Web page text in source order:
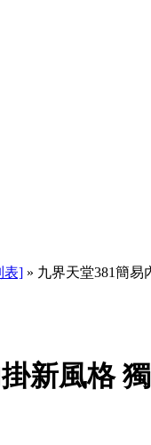
表] » 九界天堂381簡
新風格